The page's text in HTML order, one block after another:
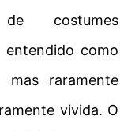
costumes
como
raramente
vivida. O